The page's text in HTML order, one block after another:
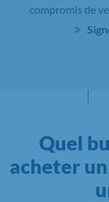
compromis de
Quel
acheter